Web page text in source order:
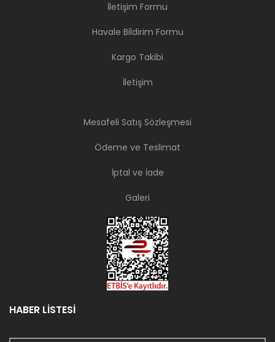
İletişim Formu
Havale Bildirim Formu
Kargo Takibi
İletişim
Mesafeli Satış Sözleşmesi
Ödeme ve Teslimat
İptal ve İade
Galeri
HABER LİSTESİ